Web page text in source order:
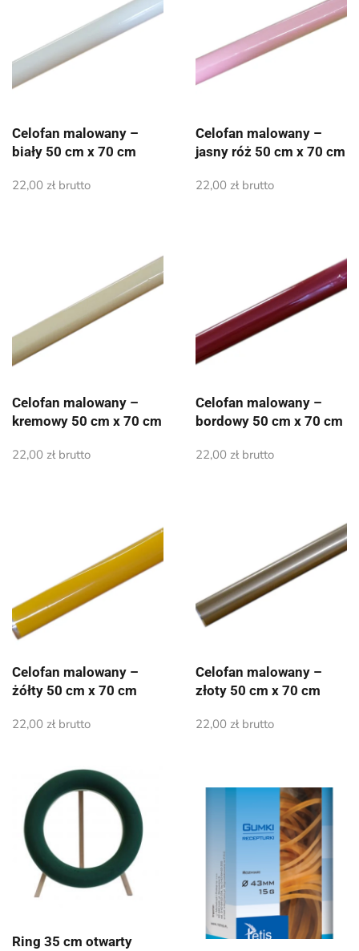
Celofan malowany –
biały 50 cm x 70 cm
22,00 złbrutto
Celofan malowany –
jasny róż 50 cm x 70 cm
22,00 złbrutto
Celofan malowany –
kremowy 50 cm x 70 cm
22,00 złbrutto
Celofan malowany –
bordowy 50 cm x 70 cm
22,00 złbrutto
Celofan malowany –
żółty 50 cm x 70 cm
22,00 złbrutto
Celofan malowany –
złoty 50 cm x 70 cm
22,00 złbrutto
Ring 35 cm otwarty